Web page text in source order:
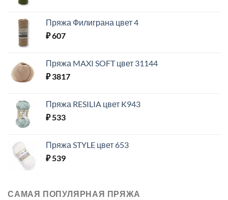
Пряжа Филиграна цвет 4
₽607
Пряжа MAXI SOFT цвет 31144
₽3817
Пряжа RESILIA цвет K943
₽533
Пряжа STYLE цвет 653
₽539
САМАЯ ПОПУЛЯРНАЯ ПРЯЖА